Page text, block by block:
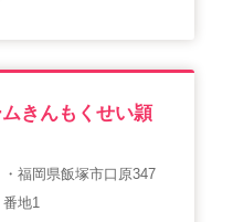
きんもくせい頴
・福岡県飯塚市口原347
番地1